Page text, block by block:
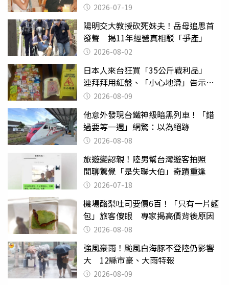
2026-07-19
陽明交大教授砍死妹夫！岳母追思首
發聲 揭11年經營真相駁「爭產」
2026-08-02
日本人來台狂買「35公斤戰利品」
連拜拜用紅盤、「小心地滑」告示牌
也帶回家
2026-08-09
他意外發現台鐵神級暗黑列車！「錯
過要等一週」網驚：以為絕跡
2026-08-08
旅遊變認親！陸男幫台灣遊客拍照
閒聊驚覺「是失聯大伯」奇蹟重逢
2026-07-18
機場酪梨吐司要價6百！「只有一片麵
包」旅客傻眼 專家揭高價背後原因
2026-08-08
強風豪雨！颱風白海豚不登陸仍影響
大 12縣市豪、大雨特報
2026-08-09